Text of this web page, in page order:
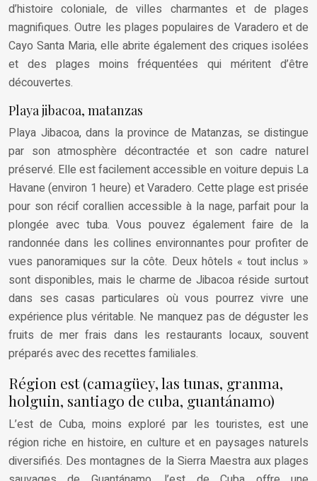
d’histoire coloniale, de villes charmantes et de plages
magnifiques. Outre les plages populaires de Varadero et de
Cayo Santa Maria, elle abrite également des criques isolées
et des plages moins fréquentées qui méritent d’être
découvertes.
Playa jibacoa, matanzas
Playa Jibacoa, dans la province de Matanzas, se distingue
par son atmosphère décontractée et son cadre naturel
préservé. Elle est facilement accessible en voiture depuis La
Havane (environ 1 heure) et Varadero. Cette plage est prisée
pour son récif corallien accessible à la nage, parfait pour la
plongée avec tuba. Vous pouvez également faire de la
randonnée dans les collines environnantes pour profiter de
vues panoramiques sur la côte. Deux hôtels « tout inclus »
sont disponibles, mais le charme de Jibacoa réside surtout
dans ses casas particulares où vous pourrez vivre une
expérience plus véritable. Ne manquez pas de déguster les
fruits de mer frais dans les restaurants locaux, souvent
préparés avec des recettes familiales.
Région est (camagüey, las tunas, granma,
holguin, santiago de cuba, guantánamo)
L’est de Cuba, moins exploré par les touristes, est une
région riche en histoire, en culture et en paysages naturels
diversifiés. Des montagnes de la Sierra Maestra aux plages